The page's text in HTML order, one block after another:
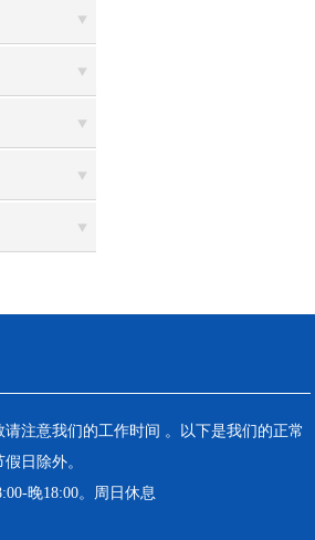
注意我们的工作时间 。以下是我们的正常
日除外。
晚18:00。周日休息